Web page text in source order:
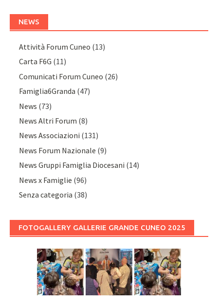
NEWS
Attività Forum Cuneo (13)
Carta F6G (11)
Comunicati Forum Cuneo (26)
Famiglia6Granda (47)
News (73)
News Altri Forum (8)
News Associazioni (131)
News Forum Nazionale (9)
News Gruppi Famiglia Diocesani (14)
News x Famiglie (96)
Senza categoria (38)
FOTOGALLERY GALLERIE GRANDE CUNEO 2025